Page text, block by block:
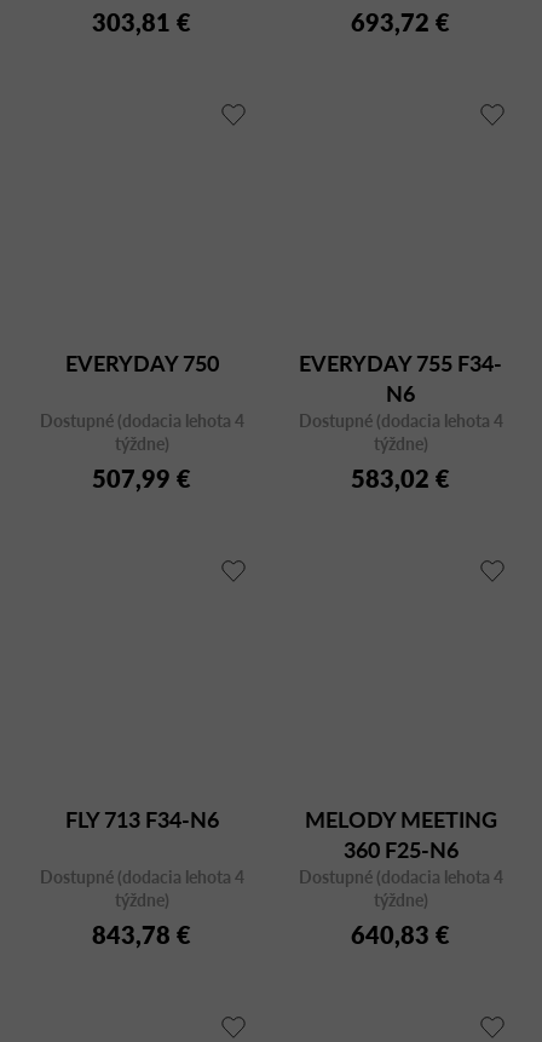
303,81 € 693,72 €
EVERYDAY 750
Dostupné (dodacia lehota 4
týždne)
507,99 €
EVERYDAY 755 F34-
N6
Dostupné (dodacia lehota 4
týždne)
583,02 €
FLY 713 F34-N6
Dostupné (dodacia lehota 4
týždne)
843,78 €
MELODY MEETING
360 F25-N6
Dostupné (dodacia lehota 4
týždne)
640,83 €